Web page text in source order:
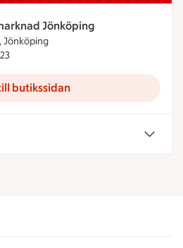
Jönköping
Jönköping
Jönköping är öppen nu,
butikssidan